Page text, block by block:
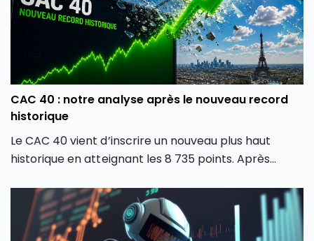
CAC 40 : notre analyse après le nouveau record
historique
Le CAC 40 vient d’inscrire un nouveau plus haut
historique en atteignant les 8 735 points. Après
parisien semble avoir retrouvé une dynamique
haussière en dépassant son précédent record de
février 2026. Comment expliquer cette envolée du